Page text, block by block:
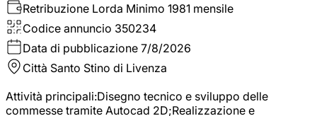
Retribuzione Lorda Minimo 1981 mensile
Codice annuncio 350234
Data di pubblicazione 7/8/2026
Città Santo Stino di Livenza
Attività principali:Disegno tecnico e sviluppo delle
commesse tramite Autocad 2D;Realizzazione e